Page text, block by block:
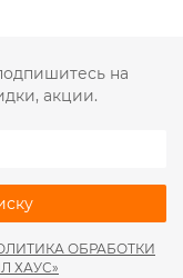
на
акции.
ОБРАБОТКИ
ХАУС»